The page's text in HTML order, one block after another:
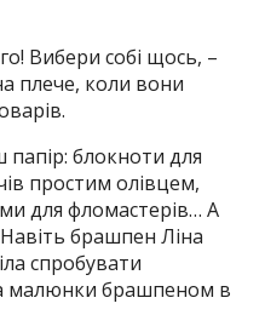
Вибери собі щось, –
плече, коли вони
блокноти для
простим олівцем,
для фломастерів… А
брашпен Ліна
спробувати
малюнки брашпеном в